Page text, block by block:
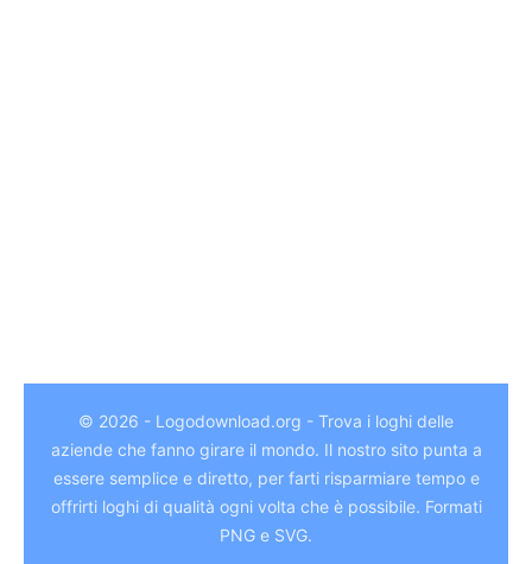
© 2026 - Logodownload.org - Trova i loghi delle
aziende che fanno girare il mondo. Il nostro sito punta a
essere semplice e diretto, per farti risparmiare tempo e
offrirti loghi di qualità ogni volta che è possibile. Formati
PNG e SVG.
German